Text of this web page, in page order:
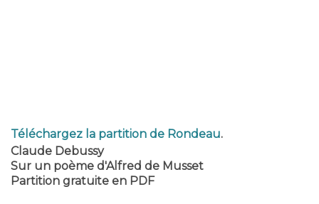
Téléchargez la partition de Rondeau.
Claude Debussy
Sur un poème d'Alfred de Musset
Partition gratuite en PDF